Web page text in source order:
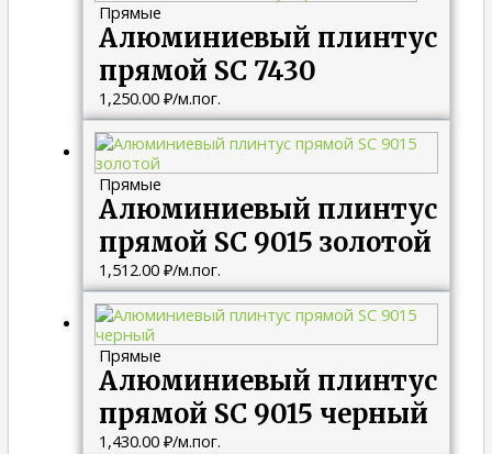
Прямые
Алюминиевый плинтус
прямой SC 7430
1,250.00 ₽/м.пог.
Прямые
Алюминиевый плинтус
прямой SC 9015 золотой
1,512.00 ₽/м.пог.
Прямые
Алюминиевый плинтус
прямой SC 9015 черный
1,430.00 ₽/м.пог.